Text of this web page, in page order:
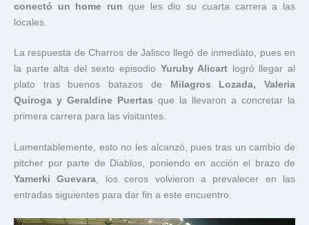
conectó un home run que les dio su cuarta carrera a las
locales.
La respuesta de Charros de Jalisco llegó de inmediato, pues en
la parte alta del sexto episodio Yuruby Alicart logró llegar al
plato tras buenos batazos de
Milagros Lozada, Valeria
Quiroga y Geraldine Puertas que la llevaron a concretar la
primera carrera para las visitantes.
Lamentablemente, esto no les alcanzó, pues tras un cambio de
pitcher por parte de Diablos, poniendo en acción el brazo de
Yamerki Guevara, los ceros volvieron a prevalecer en las
entradas siguientes para dar fin a este encuentro.